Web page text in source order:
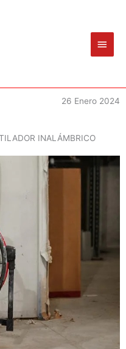
26 Enero 2024
INALÁMBRICO